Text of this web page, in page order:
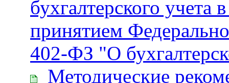
бухгалтерского учета
принятием
402-ФЗ "О
Методические